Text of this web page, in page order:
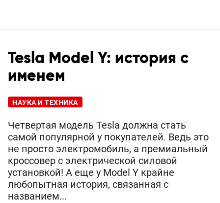
Tesla Model Y: история с
именем
НАУКА И ТЕХНИКА
Четвертая модель Tesla должна стать
самой популярной у покупателей. Ведь это
не просто электромобиль, а премиальный
кроссовер с электрической силовой
установкой! А еще у Model Y крайне
любопытная история, связанная с
названием...